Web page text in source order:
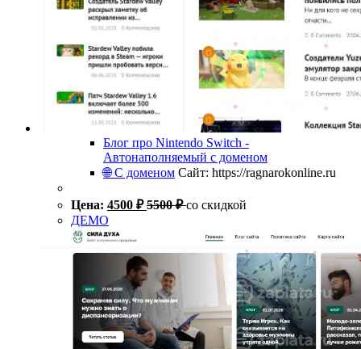
Блог про Nintendo Switch -
Автонаполняемый с доменом
🌐 С доменом Сайт: https://ragnarokonline.ru
Цена: 4500 ₽ 5500₽ со скидкой
ДЕМО